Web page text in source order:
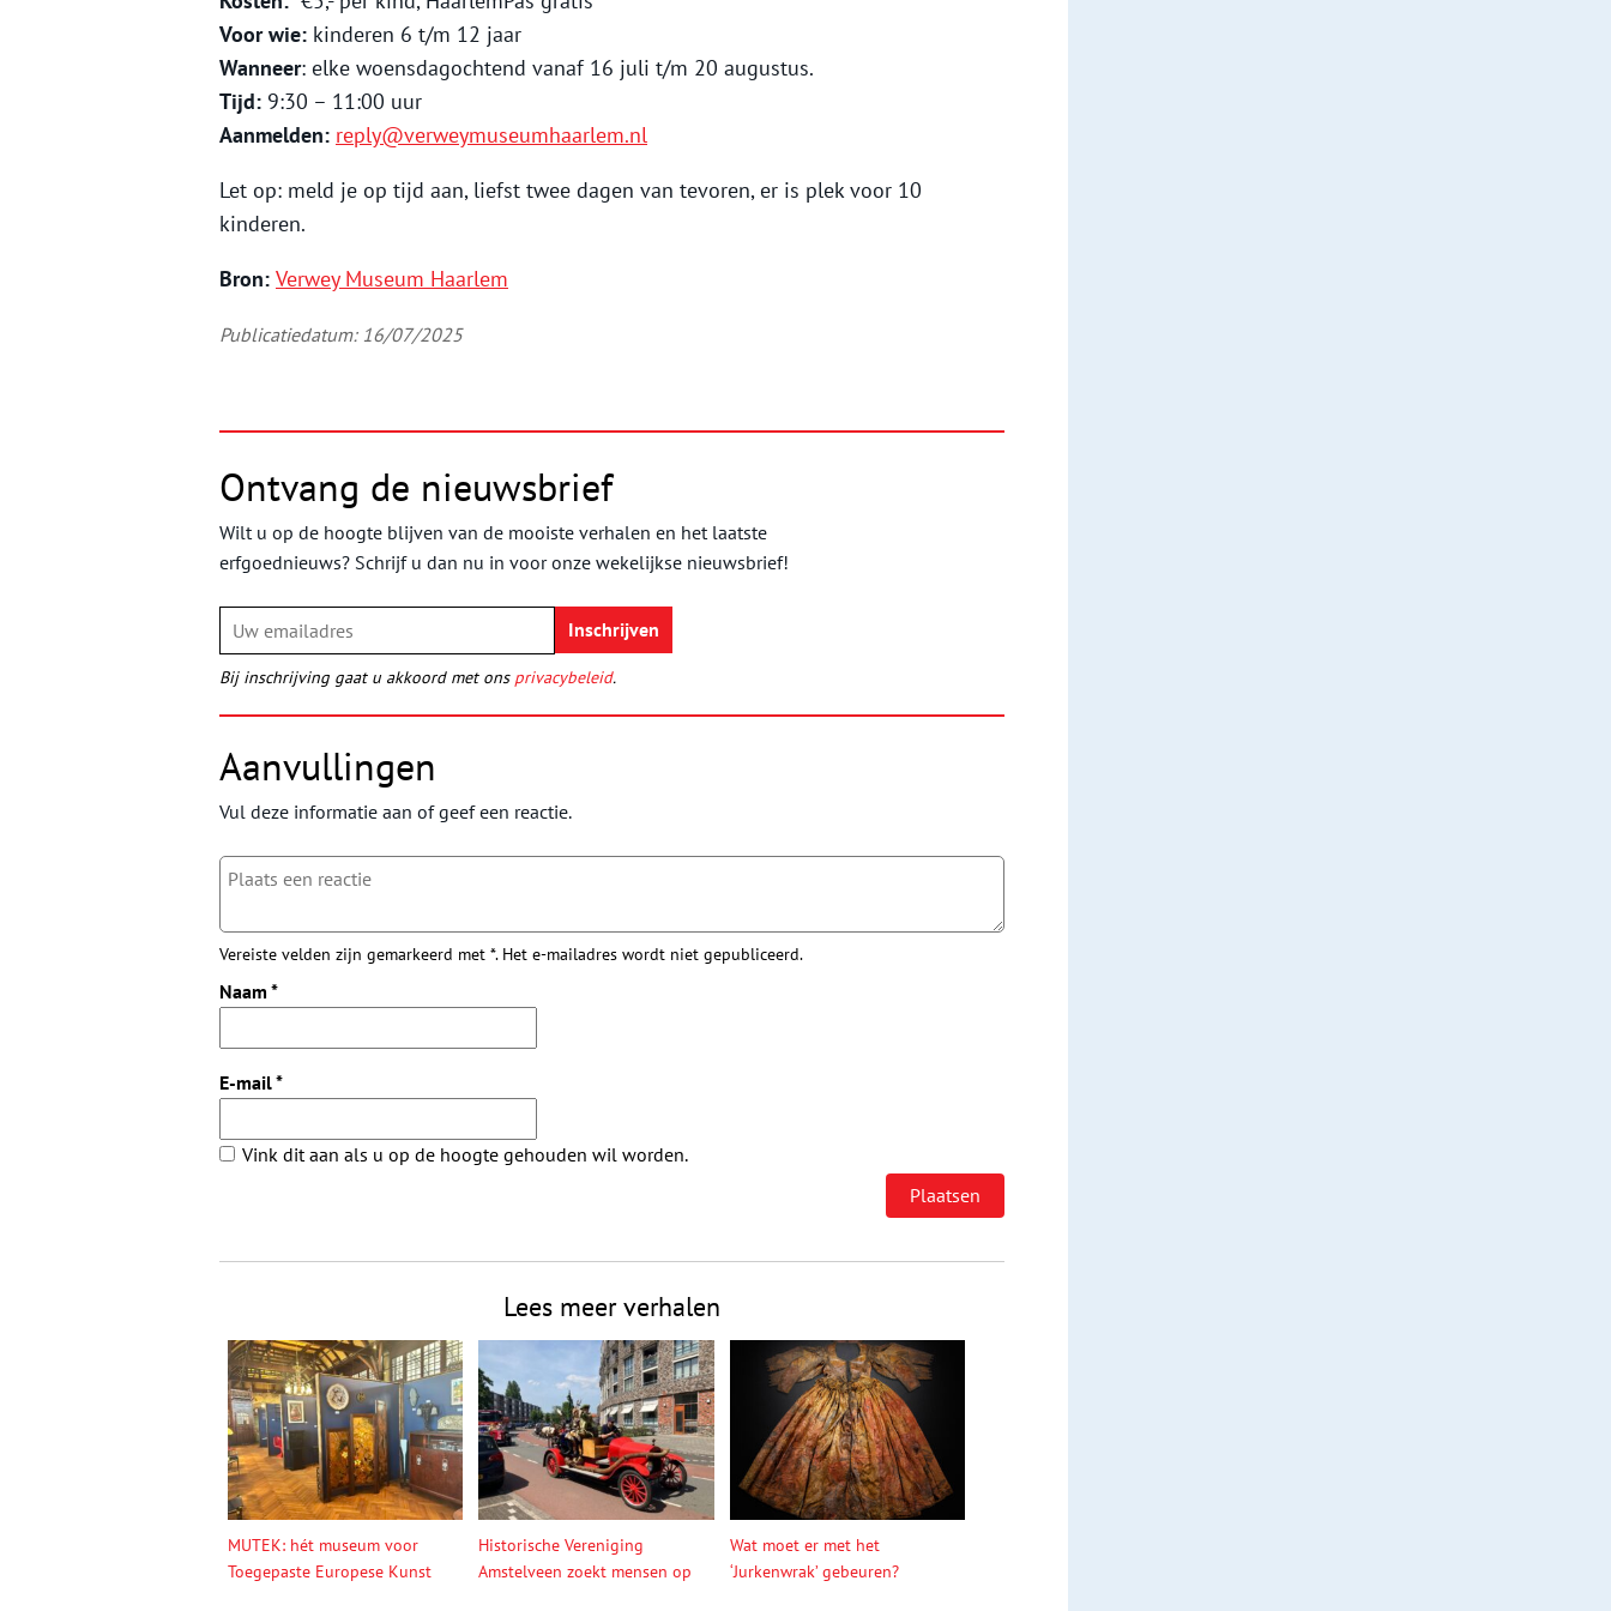
Voor wie: kinderen 6 t/m 12 jaar
Wanneer: elke woensdagochtend vanaf 16 juli t/m 20 augustus.
Tijd: 9:30 – 11:00 uur
Aanmelden: reply@verweymuseumhaarlem.nl
Let op: meld je op tijd aan, liefst twee dagen van tevoren, er is plek voor 10
kinderen.
Bron: Verwey Museum Haarlem
Publicatiedatum: 16/07/2025
Ontvang de nieuwsbrief
Wilt u op de hoogte blijven van de mooiste verhalen en het laatste
erfgoednieuws? Schrijf u dan nu in voor onze wekelijkse nieuwsbrief!
Bij inschrijving gaat u akkoord met ons privacybeleid.
Aanvullingen
Vul deze informatie aan of geef een reactie.
Vereiste velden zijn gemarkeerd met *. Het e-mailadres wordt niet gepubliceerd.
Naam *
E-mail*
Vink dit aan als u op de hoogte gehouden wil worden.
Lees meer verhalen
MUTEK: hét museum voor
Toegepaste Europese Kunst
Historische Vereniging
Amstelveen zoekt mensen op
Wat moet er met het
‘Jurkenwrak’ gebeuren?